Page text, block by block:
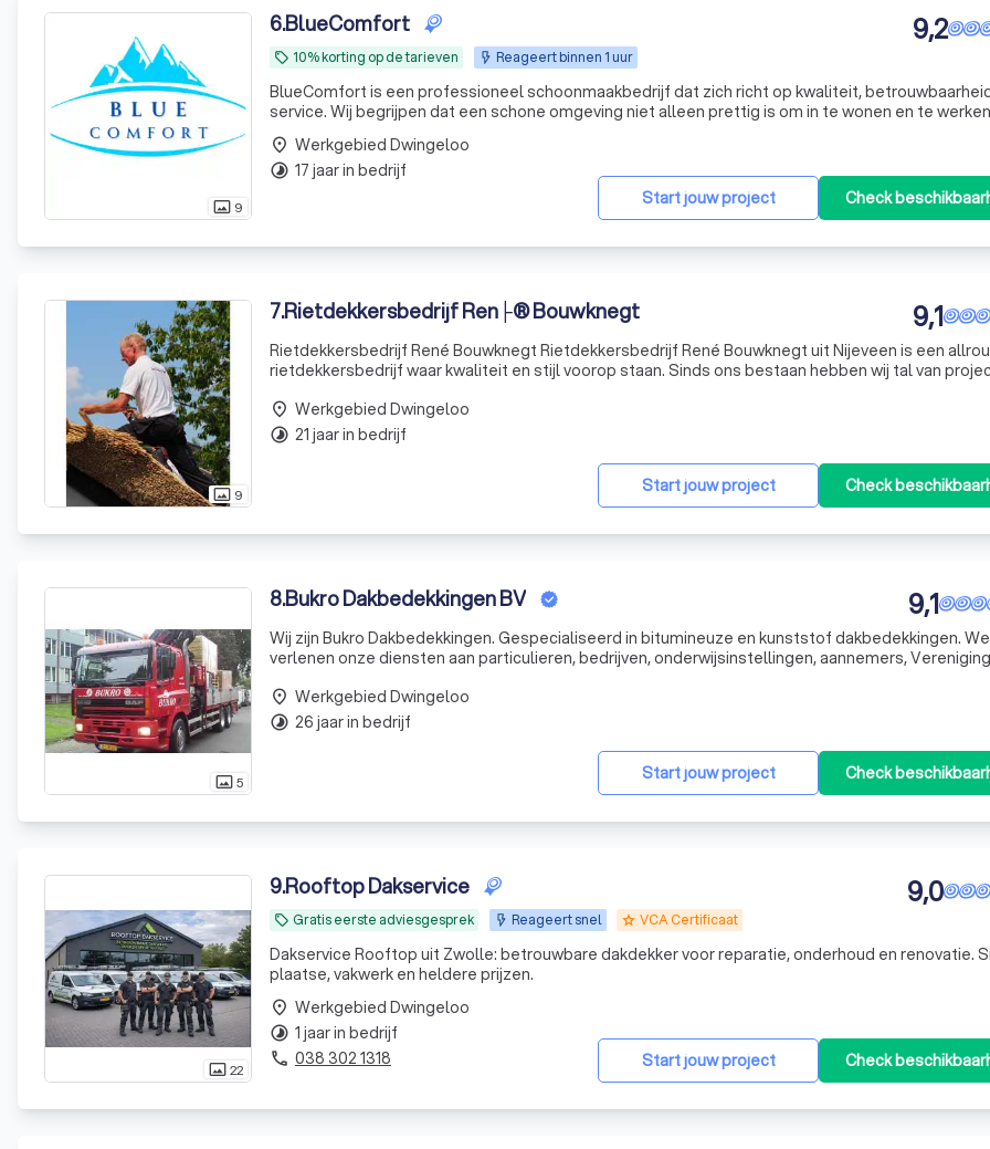
photo_size_select_actual 9
6.BlueComfort
local_offer 10% korting op de tarieven Reageert binnen 1 uur
9,2
BlueComfort is een professioneel schoonmaakbedrijf dat zich richt op kwaliteit,
service. Wij begrijpen dat een schone omgeving niet alleen prettig is om in te wonen en te
Start jouw project Check
place Werkgebied Dwingeloo
timelapse 17 jaar in bedrijf
photo_size_select_actual 9
7.Rietdekkersbedrijf Ren├® Bouwknegt 9,1
Rietdekkersbedrijf René Bouwknegt Rietdekkersbedrijf René Bouwknegt uit Nijeveen is een
rietdekkersbedrijf waar kwaliteit en stijl voorop staan. Sinds ons bestaan hebben wij tal van
Start jouw project Check
place Werkgebied Dwingeloo
timelapse 21 jaar in bedrijf
photo_size_select_actual5
8.Bukro Dakbedekkingen BV 9,1
Wij zijn Bukro Dakbedekkingen. Gespecialiseerd in bitumineuze en kunststof dakbedekkingen. We
verlenen onze diensten aan particulieren, bedrijven, onderwijsinstellingen, aannemers,
Start jouw project Check
place Werkgebied Dwingeloo
timelapse 26 jaar in bedrijf
photo_size_select_actual22
9.Rooftop Dakservice
local_offer Gratis eerste adviesgesprek Reageert snel grade VCA Certificaat
9,0
Dakservice Rooftop uit Zwolle: betrouwbare dakdekker voor reparatie, onderhoud en renovatie.
plaatse, vakwerk en heldere prijzen.
Start jouw project Check
place Werkgebied Dwingeloo
timelapse 1 jaar in bedrijf
phone 038 302 1318